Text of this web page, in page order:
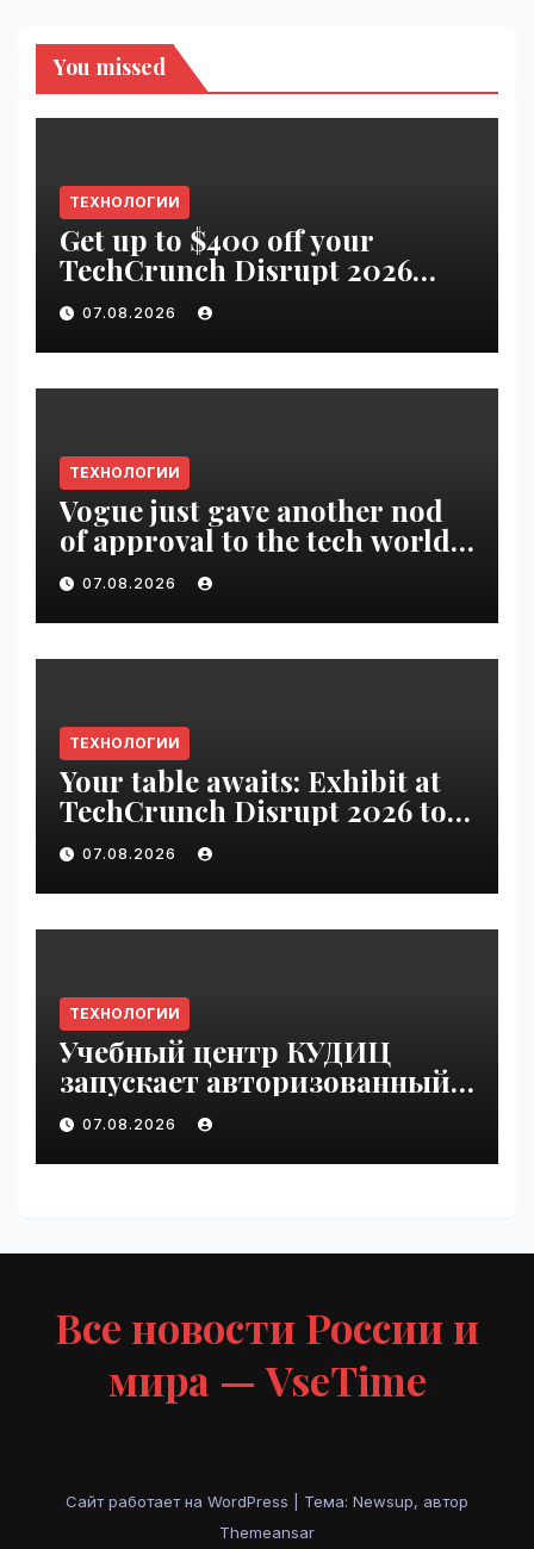
You missed
ТЕХНОЛОГИИ
Get up to $400 off your
TechCrunch Disrupt 2026
pass until tomorrow |
VseTime.ru
07.08.2026
ТЕХНОЛОГИИ
Vogue just gave another nod
of approval to the tech world |
VseTime.ru
07.08.2026
ТЕХНОЛОГИИ
Your table awaits: Exhibit at
TechCrunch Disrupt 2026 to
be seen by thousands |
VseTime.ru
07.08.2026
ТЕХНОЛОГИИ
Учебный центр КУДИЦ
запускает авторизованный
курс по
администрированию Mind
Migrate#guest | VseTime.ru
07.08.2026
Все новости России и
мира — VseTime
Сайт работает на WordPress
Тема: Newsup, автор
Themeansar